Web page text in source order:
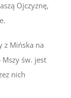
Ojczyznę,
z Mińska na
św. jest
nich